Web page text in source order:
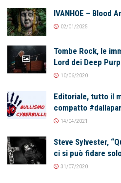
IVANHOE – Blood
02/01/2025
Tombe Rock, le
Lord dei Deep
10/06/2020
Editoriale, tutto il
compatto
14/04/2021
Steve Sylvester,
ci si può fidare
31/07/2020